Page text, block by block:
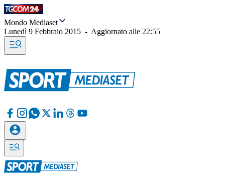
Mondo Mediaset
Lunedì 9 Febbraio 2015 - Aggiornato alle 22:55